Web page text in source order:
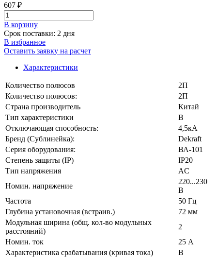
607 ₽
В корзинy
Срок поставки: 2 дня
В избранное
Оставить заявку на расчет
Характеристики
Количество полюсов
2П
Количество полюсов:
2П
Страна производитель
Китай
Тип характеристики
B
Отключающая способность:
4,5кА
Бренд (Сублинейка):
Dekraft
Серия оборудования:
ВА-101
Степень защиты (IP)
IP20
Тип напряжения
AC
Номин. напряжение
220...230
В
Частота
50 Гц
Глубина установочная (встраив.)
72 мм
Модульная ширина (общ. кол-во модульных
расстояний)
2
Номин. ток
25 А
Характеристика срабатывания (кривая тока)
B